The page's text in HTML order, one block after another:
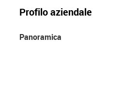
Profilo aziendale
Panoramica